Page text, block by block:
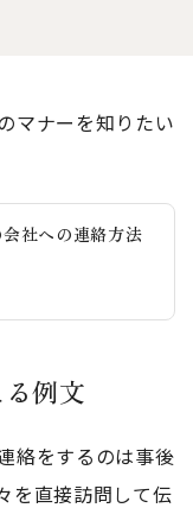
マナーを知りたい
社への連絡方法
例文
絡をするのは事後
を直接訪問して伝